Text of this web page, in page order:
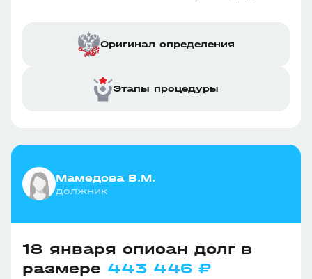
Оригинал определения
Этапы процедуры
Мамедова В.М.
должник
18 января списан долг в
размере 443 446 ₽